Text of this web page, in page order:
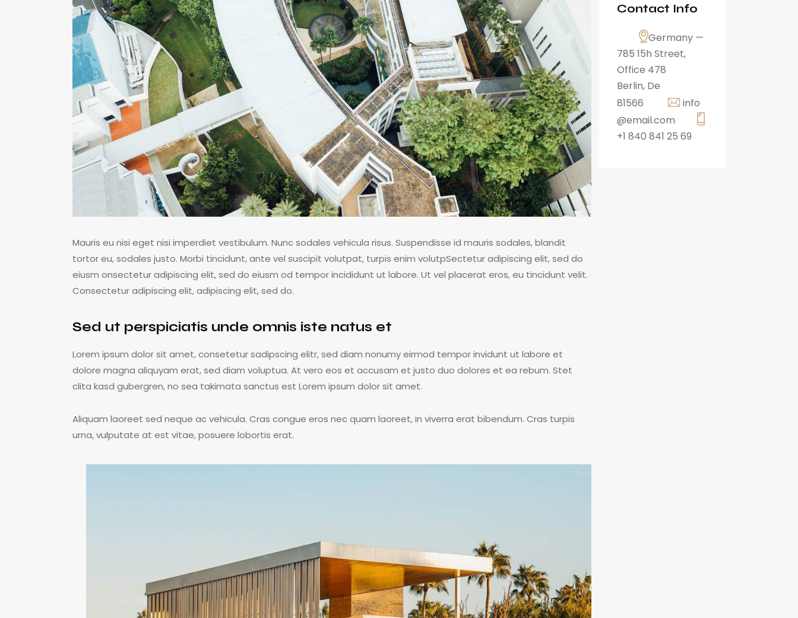
Mauris eu nisi eget nisi imperdiet vestibulum. Nunc sodales vehicula risus. Suspendisse id mauris sodales, blandit
tortor eu, sodales justo. Morbi tincidunt, ante vel suscipit volutpat, turpis enim volutpSectetur adipiscing elit, sed do
eiusm onsectetur adipiscing elit, sed do eiusm od tempor incididunt ut labore. Ut vel placerat eros, eu tincidunt velit.
Consectetur adipiscing elit, adipiscing elit, sed do.
Sed ut perspiciatis unde omnis iste natus et
Lorem ipsum dolor sit amet, consetetur sadipscing elitr, sed diam nonumy eirmod tempor invidunt ut labore et
dolore magna aliquyam erat, sed diam voluptua. At vero eos et accusam et justo duo dolores et ea rebum. Stet
clita kasd gubergren, no sea takimata sanctus est Lorem ipsum dolor sit amet.
Aliquam laoreet sed neque ac vehicula. Cras congue eros nec quam laoreet, in viverra erat bibendum. Cras turpis
urna, vulputate at est vitae, posuere lobortis erat.
Contact Info
Germany —
785 15h Street,
Office 478
Berlin, De
81566
info
@email.com
+1 840 841 25 69